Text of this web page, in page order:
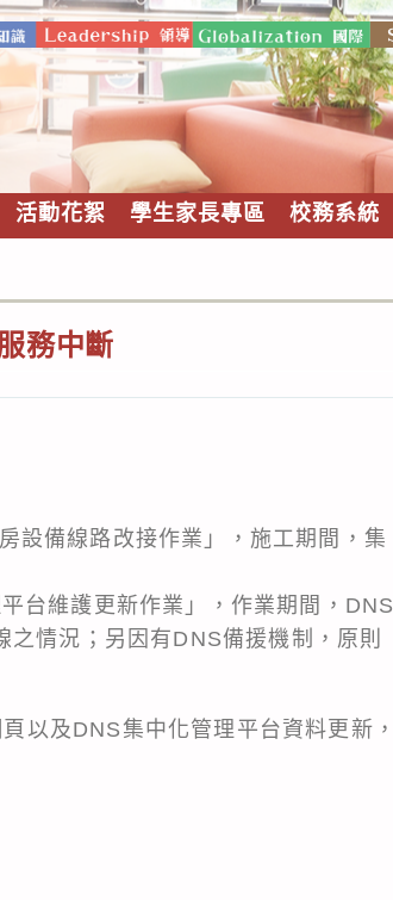
活動花絮 學生家長專區 校務系統
務中斷
設備線路改接作業」，施工期間，集
台維護更新作業」，作業期間，DNS
情況；另因有DNS備援機制，原則
以及DNS集中化管理平台資料更新，